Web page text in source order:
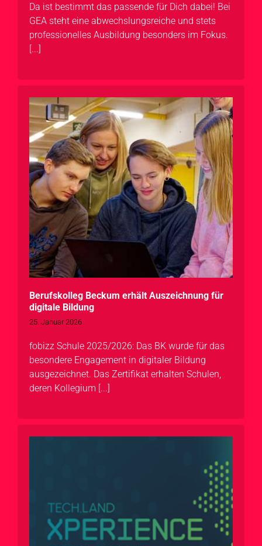
Da ist bestimmt das passende für Dich dabei! Bei
GEA steht eine abwechslungsreiche und stets
professionelles Ausbildung besonders im Fokus.
[...]
Berufskolleg Beckum erhält Auszeichnung für
digitale Bildung
25. Januar 2026
fobizz Schule 2025/2026: Das BK wurde für das
besondere Engagement in digitaler Bildung
ausgezeichnet. Das Zertifikat erhalten Schulen,
deren Kollegium [...]